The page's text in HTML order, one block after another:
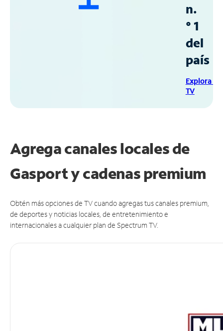
n.
° 1
del
país
Explora
TV
Agrega canales locales de
Gasport y cadenas premium
Obtén más opciones de TV cuando agregas tus canales premium,
de deportes y noticias locales, de entretenimiento e
internacionales a cualquier plan de Spectrum TV.